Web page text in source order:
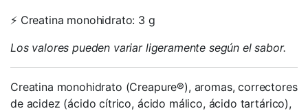
⚡ Creatina monohidrato: 3 g
Los valores pueden variar ligeramente según el sabor.
Creatina monohidrato (Creapure®), aromas, correctores
de acidez (ácido cítrico, ácido málico, ácido tartárico),